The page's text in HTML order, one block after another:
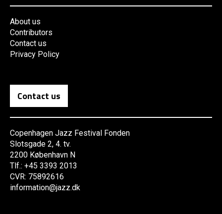
About us
Contributors
Contact us
Privacy Policy
Contact us
Copenhagen Jazz Festival Fonden
Slotsgade 2, 4. tv.
2200 København N
Tlf.: +45 3393 2013
CVR: 75892616
information@jazz.dk